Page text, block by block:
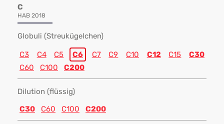
C
HAB 2018
Globuli (Streukügelchen)
C3 C4 C5 C6 C7 C9 C10 C12 C15
C30
C60
C100 C200
Dilution (flüssig)
C30
C60 C100 C200